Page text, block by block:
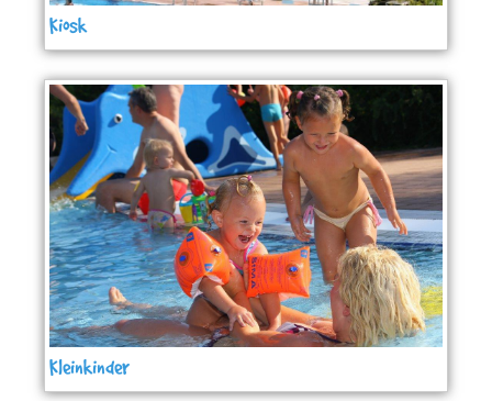
Kiosk
Kleinkinder